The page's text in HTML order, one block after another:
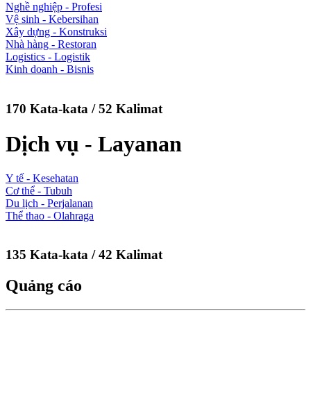
Nghề nghiệp - Profesi
Vệ sinh - Kebersihan
Xây dựng - Konstruksi
Nhà hàng - Restoran
Logistics - Logistik
Kinh doanh - Bisnis
170 Kata-kata / 52 Kalimat
Dịch vụ - Layanan
Y tế - Kesehatan
Cơ thể - Tubuh
Du lịch - Perjalanan
Thể thao - Olahraga
135 Kata-kata / 42 Kalimat
Quảng cáo